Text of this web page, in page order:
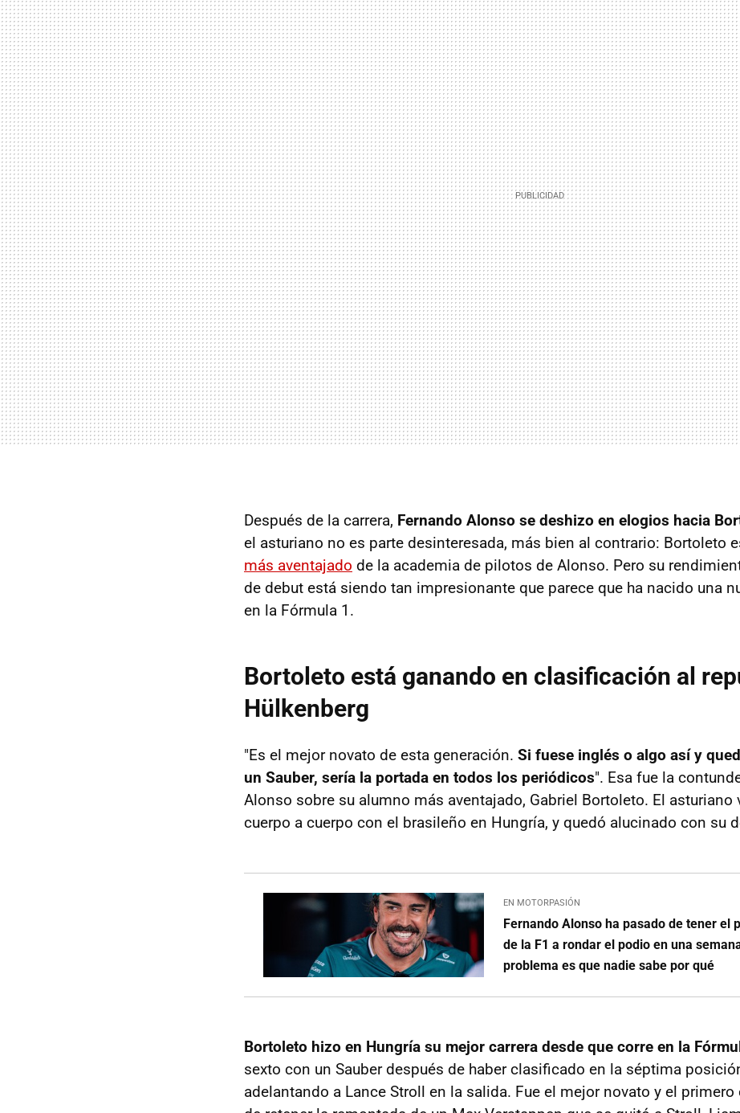
Después de la carrera, Fernando Alonso se deshizo en elogios hacia
el asturiano no es parte desinteresada, más bien al contrario: Bortoleto
más aventajado de la academia de pilotos de Alonso. Pero su
de debut está siendo tan impresionante que parece que ha nacido una
en la Fórmula 1.
Bortoleto está ganando en clasificación al
Hülkenberg
"Es el mejor novato de esta generación. Si fuese inglés o algo así y
un Sauber, sería la portada en todos los periódicos". Esa fue la
Alonso sobre su alumno más aventajado, Gabriel Bortoleto. El asturiano
cuerpo a cuerpo con el brasileño en Hungría, y quedó alucinado con su
EN MOTORPASIÓN
Fernando Alonso ha pasado de tener el
de la F1 a rondar el podio en una
problema es que nadie sabe por qué
Bortoleto hizo en Hungría su mejor carrera desde que corre en la
sexto con un Sauber después de haber clasificado en la séptima
adelantando a Lance Stroll en la salida. Fue el mejor novato y el primero